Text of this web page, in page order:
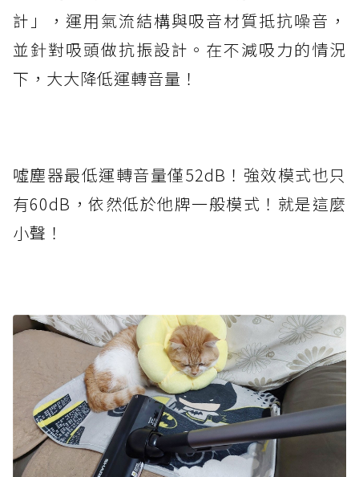
計」，運用氣流結構與吸音材質抵抗噪音，
並針對吸頭做抗振設計。在不減吸力的情況
下，大大降低運轉音量！
噓塵器最低運轉音量僅52dB！強效模式也只
有60dB，依然低於他牌一般模式！就是這麼
小聲！